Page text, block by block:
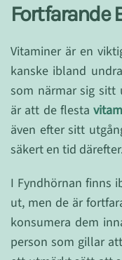
Fortfarande
Vitaminer är en
kanske ibland
som närmar sig sitt
är att de flesta
även efter sitt
säkert en tid
I Fyndhörnan finns
ut, men de är
konsumera dem
person som gillar